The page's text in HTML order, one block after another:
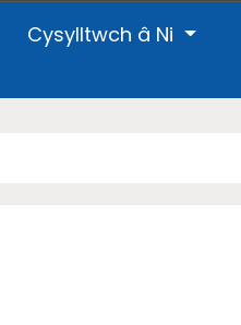
Cysylltwch â Ni